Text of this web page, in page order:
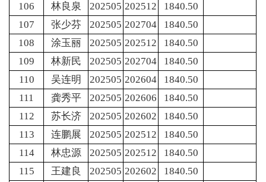
106
林良泉 202505 202512
1840.50
107
张少芬 202505 202704
1840.50
108
涂玉丽 202505 202512
1840.50
109
林新民 202505 202704
1840.50
110
吴连明 202505 202604
1840.50
111
龚秀平 202505 202606
1840.50
112
苏长济 202505 202602
1840.50
113
连鹏展 202505 202512
1840.50
114
林忠源 202505 202512
1840.50
115
王建良 202505 202602
1840.50